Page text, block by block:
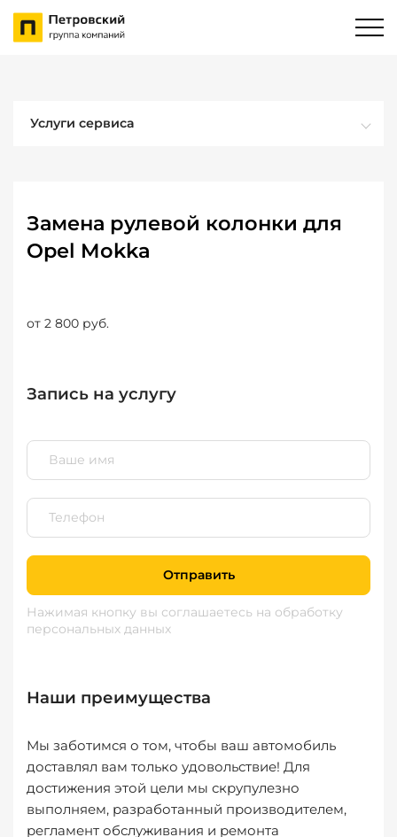
Услуги сервиса
Замена рулевой колонки для
Opel Mokka
от 2 800 руб.
Запись на услугу
Отправить
Нажимая кнопку вы соглашаетесь на обработку
персональных данных
Наши преимущества
Мы заботимся о том, чтобы ваш автомобиль
доставлял вам только удовольствие! Для
достижения этой цели мы скрупулезно
выполняем, разработанный производителем,
регламент обслуживания и ремонта